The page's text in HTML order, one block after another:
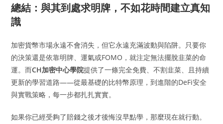
總結：與其到處求明牌，不如花時間建立真知
識
加密貨幣市場永遠不會消失，但它永遠充滿波動與陷阱。只要你
的決策還是依靠明牌、運氣或FOMO，就注定無法擺脫韭菜的命
運。而CH加密中心學院提供了一條完全免費、不割韭菜、且持續
更新的學習道路——從最基礎的比特幣原理，到進階的DeFi安全
與實戰策略，每一步都扎扎實實。
如果你已經受夠了賠錢之後才後悔沒早點學，那麼現在就行動。